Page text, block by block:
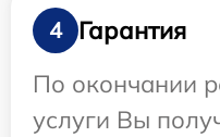
4
Гарантия
По окончании
услуги Вы